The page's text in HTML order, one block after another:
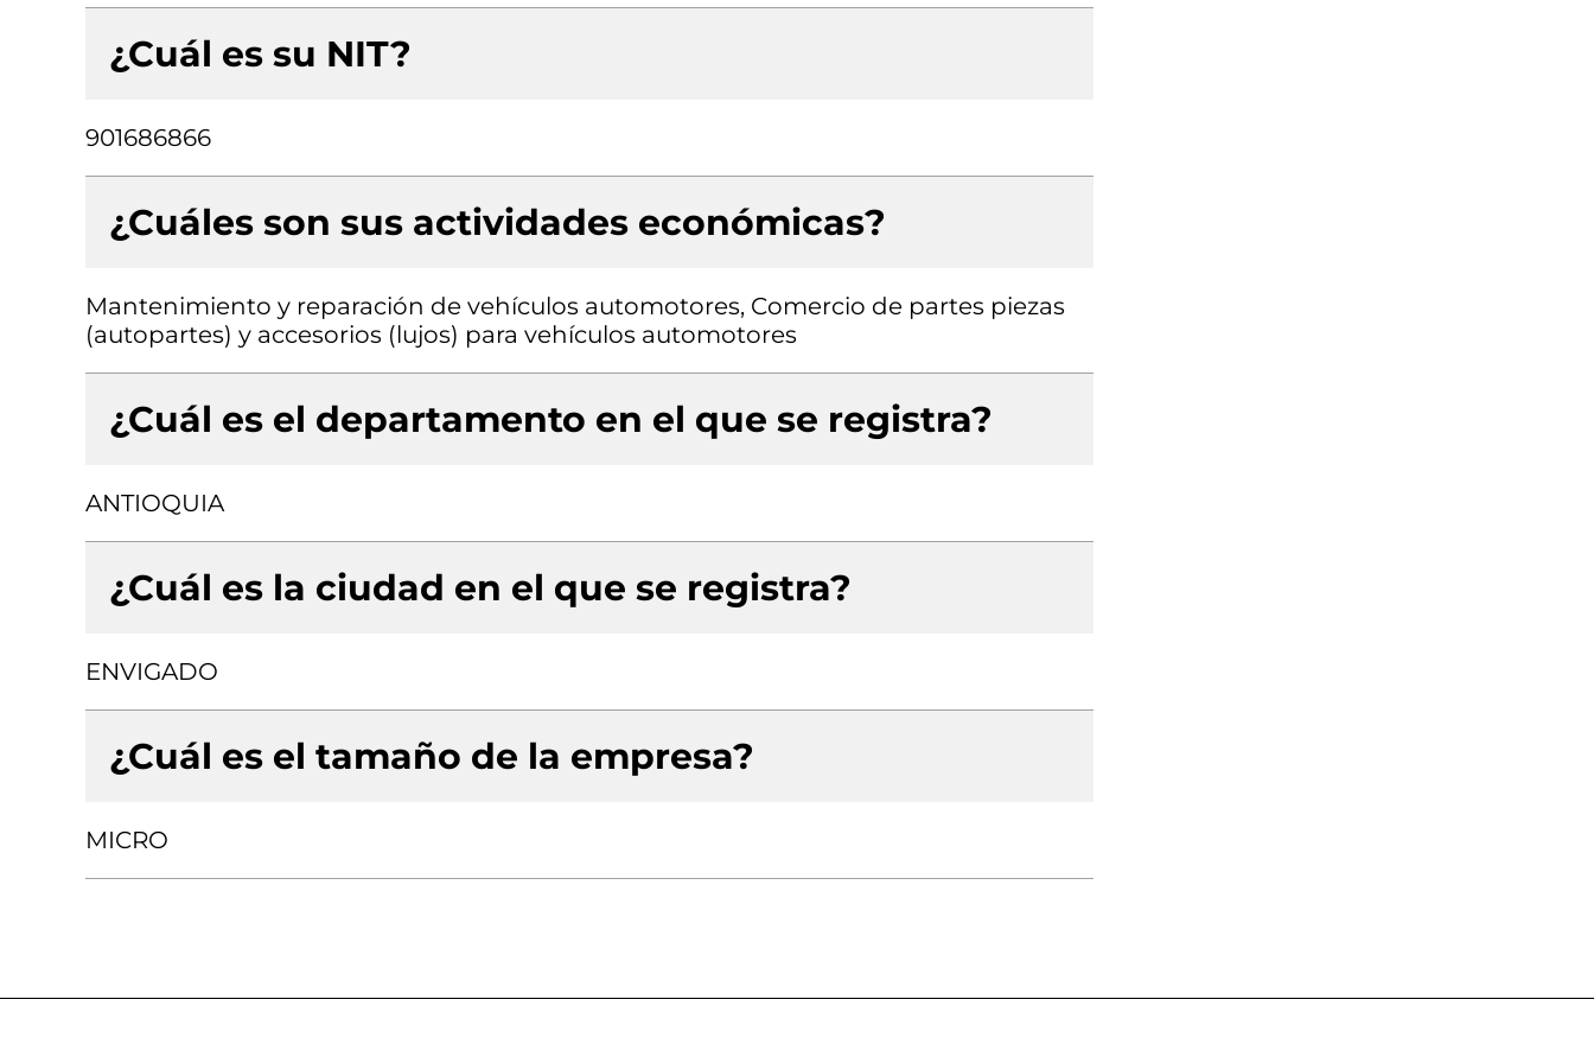
¿Cuál es su NIT?
901686866
¿Cuáles son sus actividades económicas?
Mantenimiento y reparación de vehículos automotores, Comercio de partes piezas
(autopartes) y accesorios (lujos) para vehículos automotores
¿Cuál es el departamento en el que se registra?
ANTIOQUIA
¿Cuál es la ciudad en el que se registra?
ENVIGADO
¿Cuál es el tamaño de la empresa?
MICRO